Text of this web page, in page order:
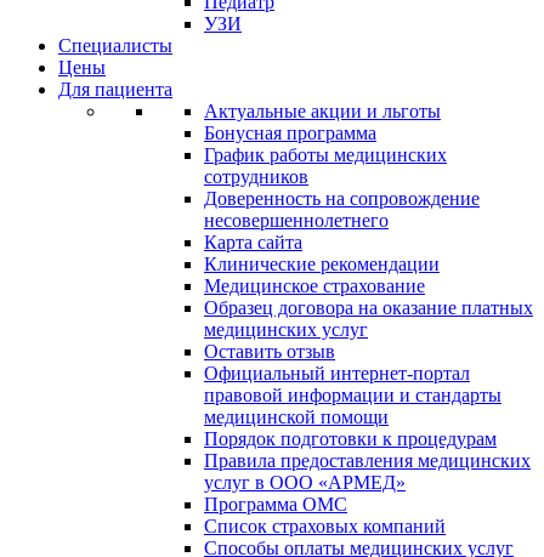
УЗИ
Специалисты
Цены
Для пациента
Актуальные акции и льготы
Бонусная программа
График работы медицинских
сотрудников
Доверенность на сопровождение
несовершеннолетнего
Карта сайта
Клинические рекомендации
Медицинское страхование
Образец договора на оказание платных
медицинских услуг
Оставить отзыв
Официальный интернет-портал
правовой информации и стандарты
медицинской помощи
Порядок подготовки к процедурам
Правила предоставления медицинских
услуг в ООО «АРМЕД»
Программа ОМС
Список страховых компаний
Способы оплаты медицинских услуг